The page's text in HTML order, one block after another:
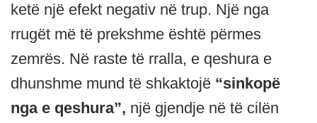
ketë një efekt negativ në trup. Një nga
rrugët më të prekshme është përmes
zemrës. Në raste të rralla, e qeshura e
dhunshme mund të shkaktojë “sinkopë
nga e qeshura”, një gjendje në të cilën